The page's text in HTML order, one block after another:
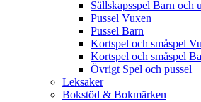
Sällskapsspel Barn och
Pussel Vuxen
Pussel Barn
Kortspel och småspel
Kortspel och småspel
Övrigt Spel och pussel
Leksaker
Bokstöd & Bokmärken